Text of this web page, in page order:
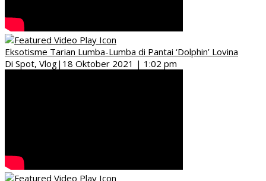
Eksotisme Tarian Lumba-Lumba di Pantai ‘Dolphin’ Lovina
Di Spot, Vlog| 18 Oktober 2021 | 1:02 pm